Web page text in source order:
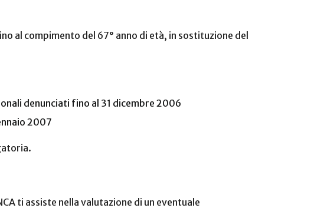
al compimento del 67° anno di età, in sostituzione del
denunciati fino al 31 dicembre 2006
2007
ti assiste nella valutazione di un eventuale